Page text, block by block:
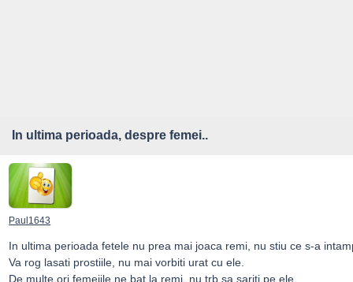
In ultima perioada, despre femei..
Paul1643
In ultima perioada fetele nu prea mai joaca remi, nu stiu ce s-a
Va rog lasati prostiile, nu mai vorbiti urat cu ele.
De multe ori femeiile ne bat la remi, nu trb sa sariti pe ele.